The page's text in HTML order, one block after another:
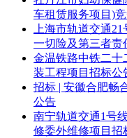
项目二
车租赁服务项目)
上海市轨道交通
一切险及第三者责
金温铁路中铁二十
装工程项目招标公
招标 | ​​安徽合肥畅
公告
南宁轨道交通1号
修委外维修项目招